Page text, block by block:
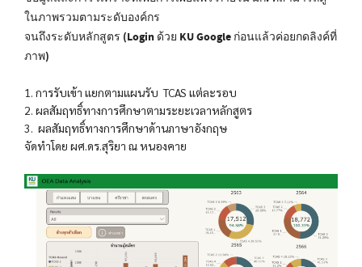
ในภาพรวมตามระดับองค์กร
จนถึงระดับหลักสูตร (Login ด้วย KU Google ก่อนแล้วค่อยกดลิงค์ที่
ภาพ)
1. การรับเข้า แยกตามแผนรับ TCAS แต่ละรอบ
2. ผลสัมฤทธิ์ทางการศึกษาตามระยะเวลาหลักสูตร
3. ผลสัมฤทธิ์ทางการศึกษาด้านภาษาอังกฤษ
จัดทำโดย ผศ.ดร.สุริยา ณ หนองคาย